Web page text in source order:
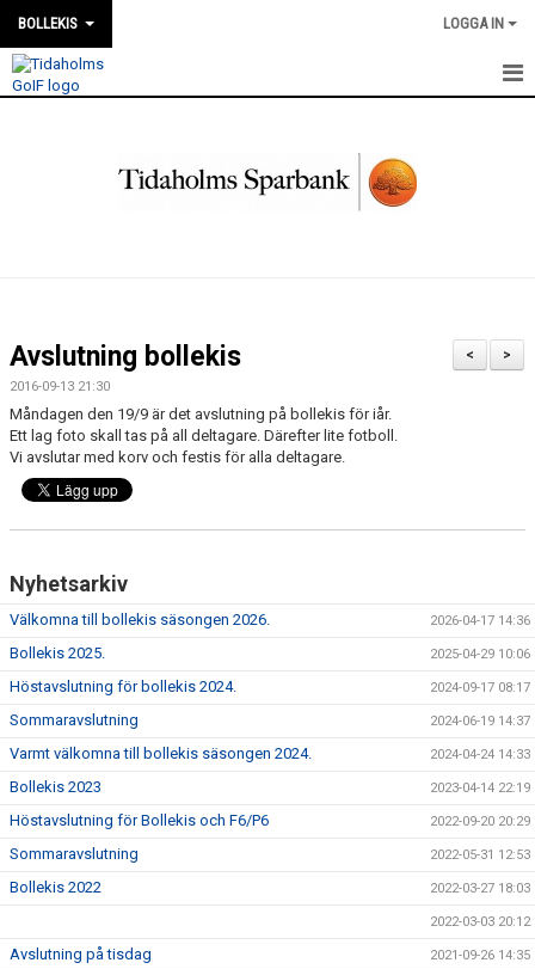
BOLLEKIS LOGGA IN
KONTAKT
MATCHER
>
<
Avslutning bollekis
2016-09-13 21:30
Måndagen den 19/9 är det avslutning på bollekis för iår.
Ett lag foto skall tas på all deltagare. Därefter lite fotboll.
Vi avslutar med korv och festis för alla deltagare.
Nyhetsarkiv
Välkomna till bollekis säsongen 2026. 2026-04-17 14:36
Bollekis 2025. 2025-04-29 10:06
Höstavslutning för bollekis 2024. 2024-09-17 08:17
Sommaravslutning 2024-06-19 14:37
Varmt välkomna till bollekis säsongen 2024. 2024-04-24 14:33
Bollekis 2023 2023-04-14 22:19
Höstavslutning för Bollekis och F6/P6 2022-09-20 20:29
Sommaravslutning 2022-05-31 12:53
Bollekis 2022 2022-03-27 18:03
2022-03-03 20:12
Avslutning på tisdag 2021-09-26 14:35